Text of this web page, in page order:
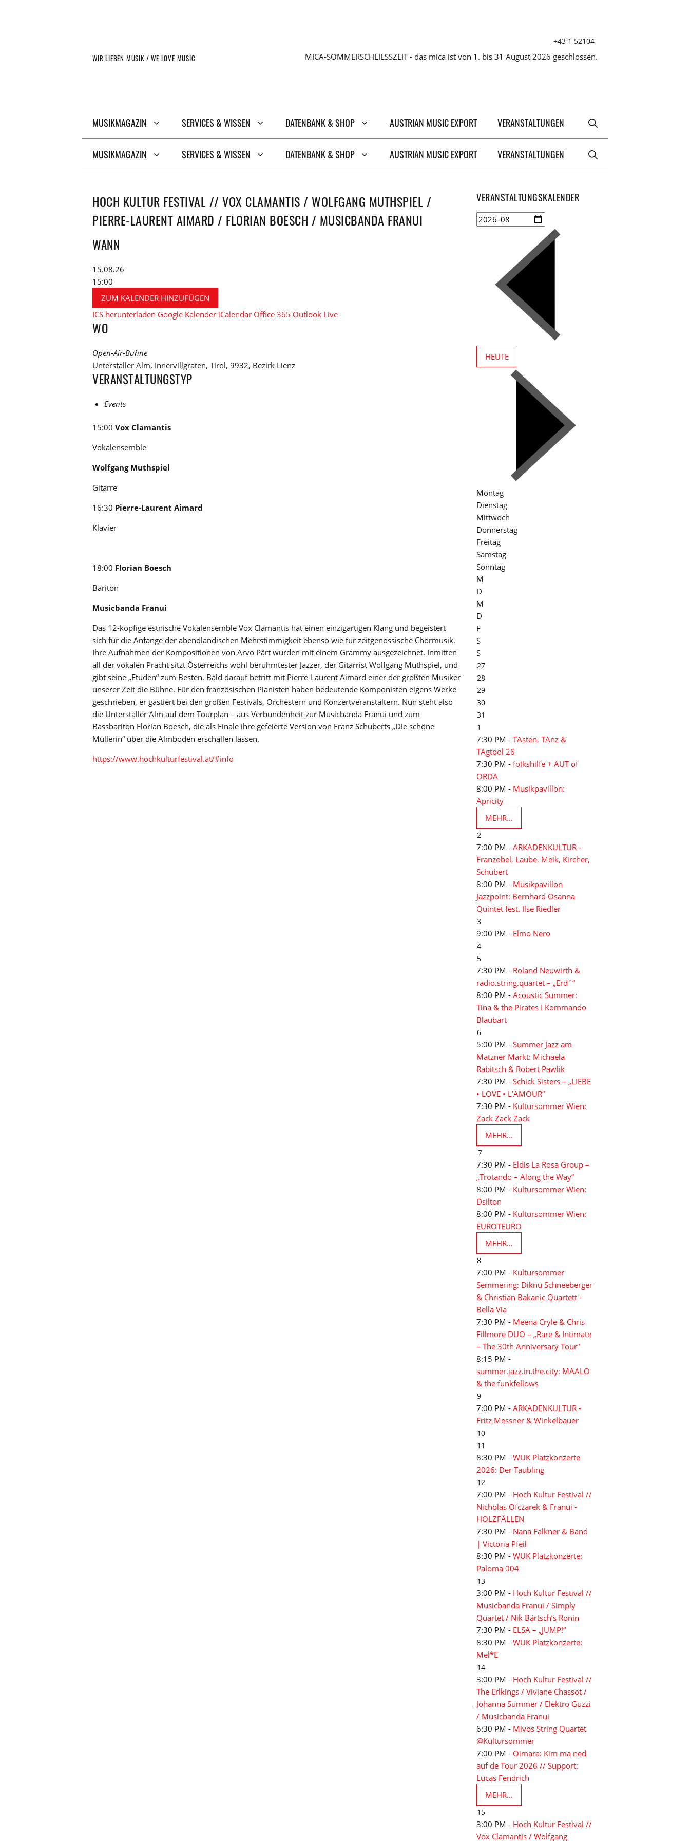
+43 1 52104
WIR LIEBEN MUSIK / WE LOVE MUSIC MICA-SOMMERSCHLIESSZEIT - das mica ist von 1. bis 31 August 2026 geschlossen.
MUSIKMAGAZIN SERVICES & WISSEN DATENBANK & SHOP AUSTRIAN MUSIC EXPORT VERANSTALTUNGEN
MUSIKMAGAZIN SERVICES & WISSEN DATENBANK & SHOP AUSTRIAN MUSIC EXPORT VERANSTALTUNGEN
HOCH KULTUR FESTIVAL // VOX CLAMANTIS / WOLFGANG MUTHSPIEL /
PIERRE-LAURENT AIMARD / FLORIAN BOESCH / MUSICBANDA FRANUI
WANN
15.08.26
15:00
ZUM KALENDER HINZUFÜGEN
ICS herunterladen Google Kalender iCalendar Office 365 Outlook Live
WO
Open-Air-Bühne
Unterstaller Alm, Innervillgraten, Tirol, 9932, Bezirk Lienz
VERANSTALTUNGSTYP
Events
15:00 Vox Clamantis
Vokalensemble
Wolfgang Muthspiel
Gitarre
16:30 Pierre-Laurent Aimard
Klavier
18:00 Florian Boesch
Bariton
Musicbanda Franui
Das 12-köpfige estnische Vokalensemble Vox Clamantis hat einen einzigartigen Klang und begeistert
sich für die Anfänge der abendländischen Mehrstimmigkeit ebenso wie für zeitgenössische Chormusik.
Ihre Aufnahmen der Kompositionen von Arvo Pärt wurden mit einem Grammy ausgezeichnet. Inmitten
all der vokalen Pracht sitzt Österreichs wohl berühmtester Jazzer, der Gitarrist Wolfgang Muthspiel, und
gibt seine „Etüden“ zum Besten. Bald darauf betritt mit Pierre-Laurent Aimard einer der größten Musiker
unserer Zeit die Bühne. Für den französischen Pianisten haben bedeutende Komponisten eigens Werke
geschrieben, er gastiert bei den großen Festivals, Orchestern und Konzertveranstaltern. Nun steht also
die Unterstaller Alm auf dem Tourplan – aus Verbundenheit zur Musicbanda Franui und zum
Bassbariton Florian Boesch, die als Finale ihre gefeierte Version von Franz Schuberts „Die schöne
Müllerin“ über die Almböden erschallen lassen.
https://www.hochkulturfestival.at/#info
VERANSTALTUNGSKALENDER
HEUTE
Montag
Dienstag
Mittwoch
Donnerstag
Freitag
Samstag
Sonntag
M
D
M
D
F
S
S
27
28
29
30
31
1
7:30 PM - TAsten, TAnz &
TAgtool 26
7:30 PM - folkshilfe + AUT of
ORDA
8:00 PM - Musikpavillon:
Apricity
MEHR...
2
7:00 PM - ARKADENKULTUR -
Franzobel, Laube, Meik, Kircher,
Schubert
8:00 PM - Musikpavillon
Jazzpoint: Bernhard Osanna
Quintet fest. Ilse Riedler
3
9:00 PM - Elmo Nero
4
5
7:30 PM - Roland Neuwirth &
radio.string.quartet – „Erd´“
8:00 PM - Acoustic Summer:
Tina & the Pirates I Kommando
Blaubart
6
5:00 PM - Summer Jazz am
Matzner Markt: Michaela
Rabitsch & Robert Pawlik
7:30 PM - Schick Sisters – „LIEBE
• LOVE • L’AMOUR“
7:30 PM - Kultursommer Wien:
Zack Zack Zack
MEHR...
7
7:30 PM - Eldis La Rosa Group –
„Trotando – Along the Way“
8:00 PM - Kultursommer Wien:
Dsilton
8:00 PM - Kultursommer Wien:
EUROTEURO
MEHR...
8
7:00 PM - Kultursommer
Semmering: Diknu Schneeberger
& Christian Bakanic Quartett -
Bella Via
7:30 PM - Meena Cryle & Chris
Fillmore DUO – „Rare & Intimate
– The 30th Anniversary Tour“
8:15 PM -
summer.jazz.in.the.city: MAALO
& the funkfellows
9
7:00 PM - ARKADENKULTUR -
Fritz Messner & Winkelbauer
10
11
8:30 PM - WUK Platzkonzerte
2026: Der Täubling
12
7:00 PM - Hoch Kultur Festival //
Nicholas Ofczarek & Franui -
HOLZFÄLLEN
7:30 PM - Nana Falkner & Band
| Victoria Pfeil
8:30 PM - WUK Platzkonzerte:
Paloma 004
13
3:00 PM - Hoch Kultur Festival //
Musicbanda Franui / Simply
Quartet / Nik Bärtsch’s Ronin
7:30 PM - ELSA – „JUMP!“
8:30 PM - WUK Platzkonzerte:
Mel*E
14
3:00 PM - Hoch Kultur Festival //
The Erlkings / Viviane Chassot /
Johanna Summer / Elektro Guzzi
/ Musicbanda Franui
6:30 PM - Mivos String Quartet
@Kultursommer
7:00 PM - Oimara: Kim ma ned
auf de Tour 2026 // Support:
Lucas Fendrich
MEHR...
15
3:00 PM - Hoch Kultur Festival //
Vox Clamantis / Wolfgang